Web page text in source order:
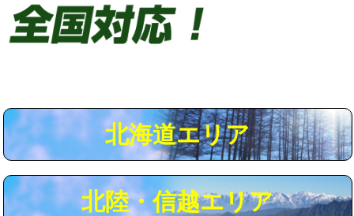
給水管工事※（塩ビ管（VP・HI）使
用/3ｍまで)
給水管工事※（ライニング鋼管・銅
管・ポリ管・HT管使用/3ｍまで)
44,000円
給水管工事※（ライニング鋼管・銅
+8,800円
マス交換（土の掘削・埋め戻し作業） 11,000円~
北海道エリア
北陸・信越エリア